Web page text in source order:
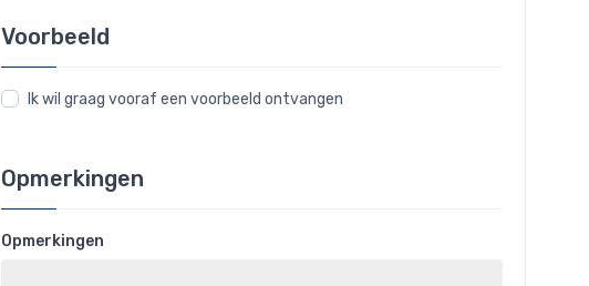
Voorbeeld
Ik wil graag vooraf een voorbeeld ontvangen
Opmerkingen
Opmerkingen